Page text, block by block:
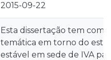
2015-09-22
Esta dissertação tem
temática em torno do
estável em sede de IVA